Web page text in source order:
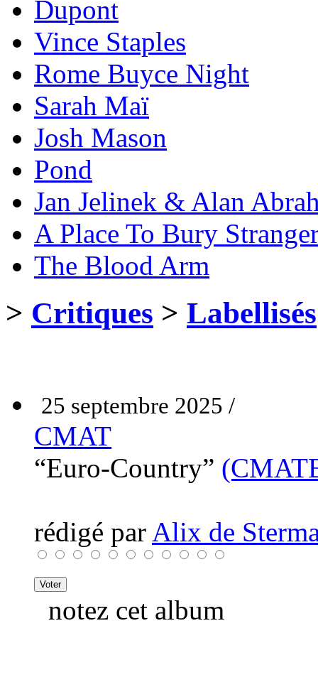
Dupont
Vince Staples
Rome Buyce Night
Sarah Maï
Josh Mason
Pond
Jan Jelinek & Alan
A Place To Bury
The Blood Arm
> Critiques > Labellisés
25 septembre 2025 /
CMAT
“Euro-Country”
rédigé par Alix de
notez cet album